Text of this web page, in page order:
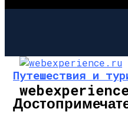
Путешествия и